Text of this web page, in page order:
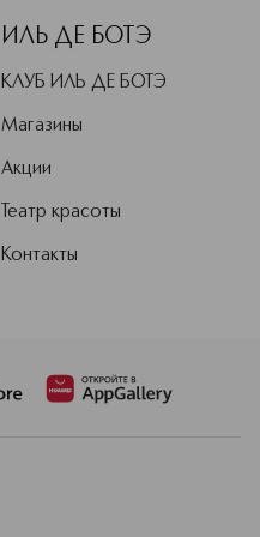
ИЛЬ ДЕ БОТЭ
КЛУБ ИЛЬ ДЕ БОТЭ
Магазины
Акции
Театр красоты
Контакты